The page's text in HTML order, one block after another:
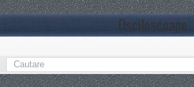
Osciloscoape